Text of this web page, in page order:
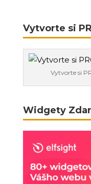
Vytvorte si
Vytvorte si
Widgety